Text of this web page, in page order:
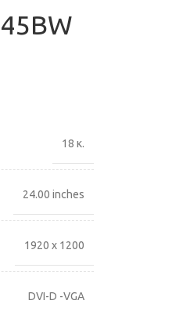
18 κ.
24.00 inches
1920 x 1200
DVI-D -VGA